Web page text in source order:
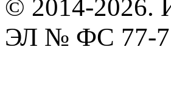
© 2014-2026.
ЭЛ № ФС 77-